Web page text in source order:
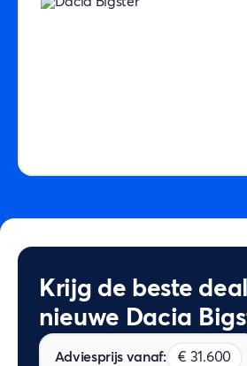
Krijg de beste
nieuwe Dacia
Adviesprijs vanaf: € 31.600